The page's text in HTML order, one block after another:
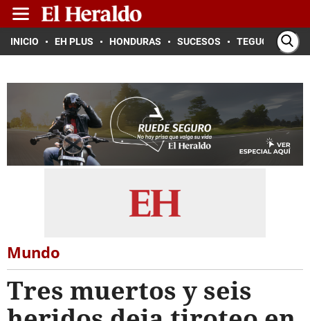
INICIO EH PLUS HONDURAS SUCESOS TEGUCIGALPA
Mundo
Tres muertos y seis